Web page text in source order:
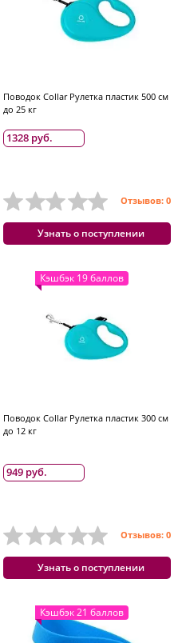
Поводок Collar Рулетка пластик 500 см
до 25 кг
1328 руб.
Отзывов: 0
Узнать о поступлении
Кэшбэк 19 баллов
Поводок Collar Рулетка пластик 300 см
до 12 кг
949 руб.
Отзывов: 0
Узнать о поступлении
Кэшбэк 21 баллов